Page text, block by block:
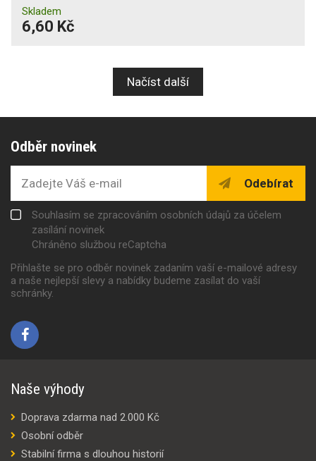
Skladem
6,60 Kč
Načíst další
Odběr novinek
Odebírat
Souhlasím se zpracováním osobních údajů za účelem
zasílání novinek
Chráněno službou reCaptcha
Přihlašte se pro odběr novinek zadaním vaší e-mailové adresy
a naše nejlepší slevy a nabídky budeme zasílat do vaší
schránky.
Naše výhody
Doprava zdarma nad 2.000 Kč
Osobní odběr
Stabilní firma s dlouhou historií